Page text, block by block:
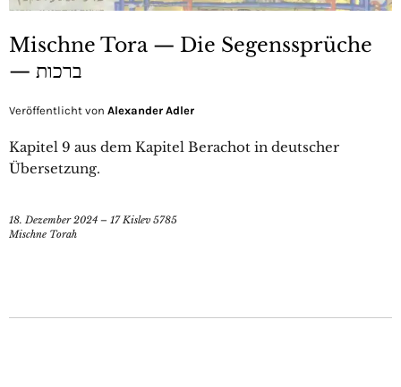
Mischne Tora — Die Segenssprüche
— ברכות
Veröffentlicht von Alexander Adler
Kapitel 9 aus dem Kapitel Berachot in deutscher
Übersetzung.
18. Dezember 2024 – 17 Kislev 5785
Mischne Torah